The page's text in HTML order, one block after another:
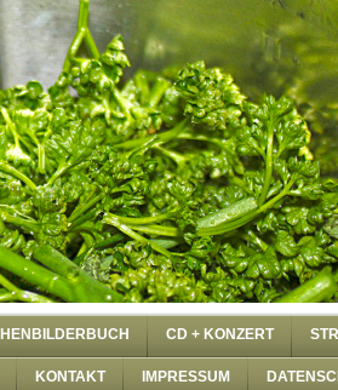
CD + KONZERT
KONTAKT IMPRESSUM